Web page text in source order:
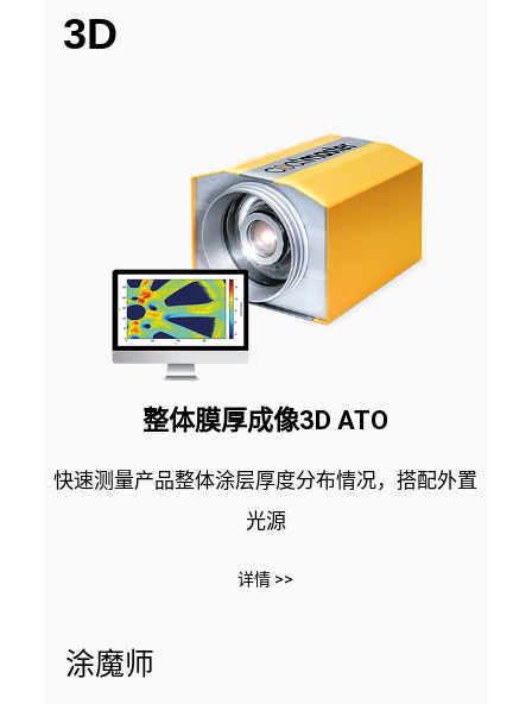
3D
整体膜厚成像3D ATO
快速测量产品整体涂层厚度分布情况，搭配外置
光源
详情 >>
涂魔师